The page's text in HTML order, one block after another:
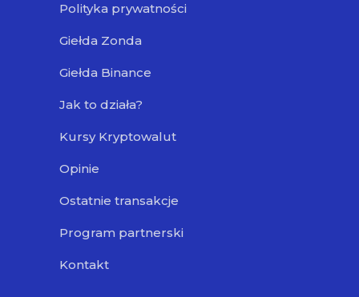
Polityka prywatności
Giełda Zonda
Giełda Binance
Jak to działa?
Kursy Kryptowalut
Opinie
Ostatnie transakcje
Program partnerski
Kontakt